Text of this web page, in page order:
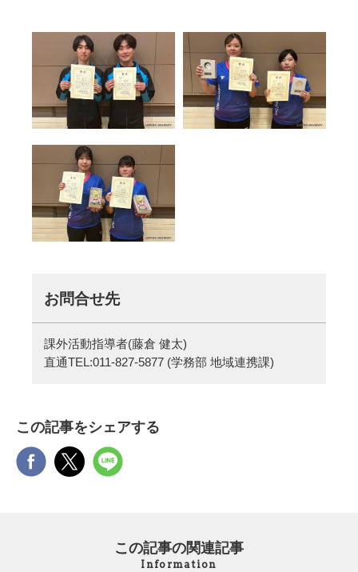
お問合せ先
課外活動指導者(藤倉 健太)
直通TEL:011-827-5877 (学務部 地域連携課)
この記事をシェアする
この記事の関連記事
Information